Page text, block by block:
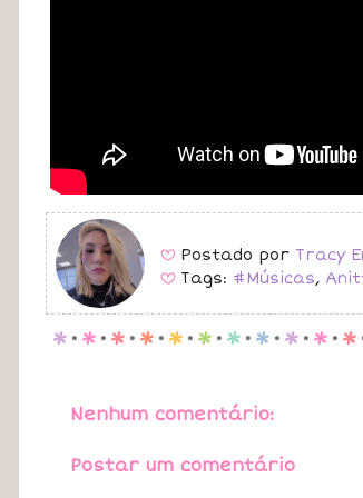
B Postado por Tracy
B Tags: #Músicas,
p . p . p . p . p . p . p . p . p . p . p
Nenhum comentário:
Postar um comentário